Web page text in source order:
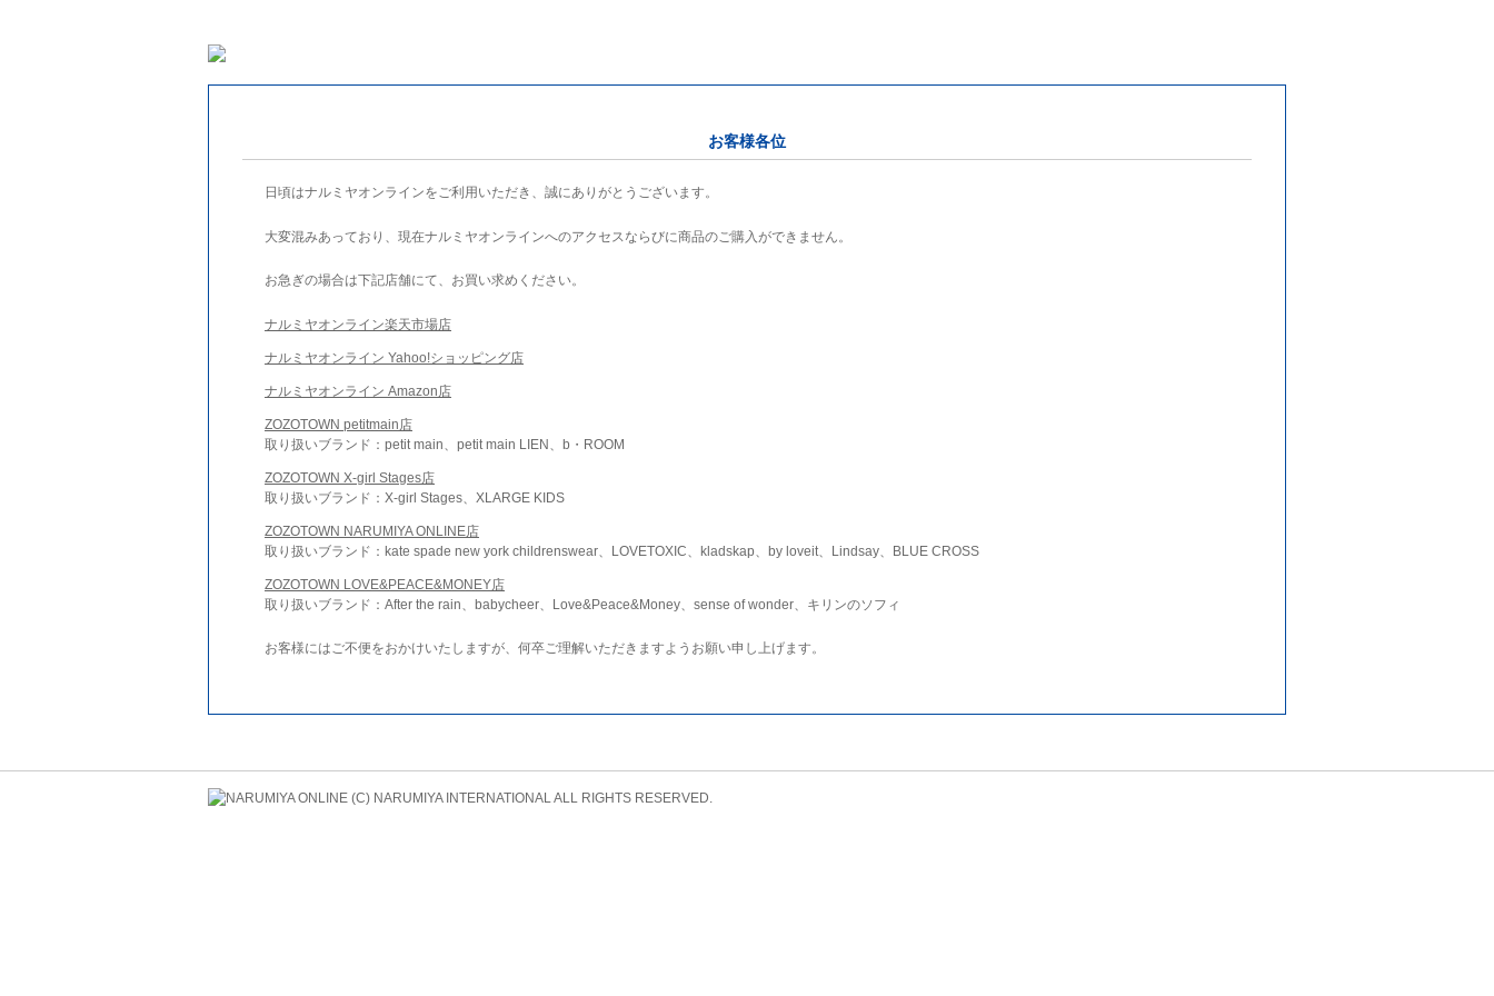
お客様各位
日頃はナルミヤオンラインをご利用いただき、誠にありがとうございます。
大変混みあっており、現在ナルミヤオンラインへのアクセスならびに商品のご購入ができません。
お急ぎの場合は下記店舗にて、お買い求めください。
ナルミヤオンライン楽天市場店
ナルミヤオンライン Yahoo!ショッピング店
ナルミヤオンライン Amazon店
ZOZOTOWN petitmain店
取り扱いブランド：petit main、petit main LIEN、b・ROOM
ZOZOTOWN X-girl Stages店
取り扱いブランド：X-girl Stages、XLARGE KIDS
ZOZOTOWN NARUMIYA ONLINE店
取り扱いブランド：kate spade new york childrenswear、LOVETOXIC、kladskap、by loveit、Lindsay、BLUE CROSS
ZOZOTOWN LOVE&PEACE&MONEY店
取り扱いブランド：After the rain、babycheer、Love&Peace&Money、sense of wonder、キリンのソフィ
お客様にはご不便をおかけいたしますが、何卒ご理解いただきますようお願い申し上げます。